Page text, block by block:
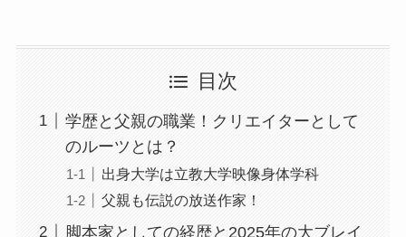
目次
学歴と父親の職業！クリエイターとして
のルーツとは？
出身大学は立教大学映像身体学科
父親も伝説の放送作家！
脚本家としての経歴と2025年の大ブレイ